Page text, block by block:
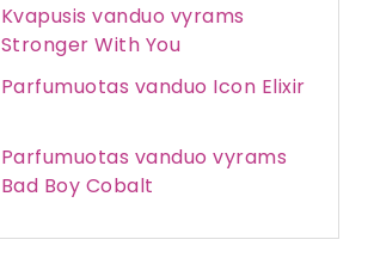
Kvapusis vanduo vyrams
Stronger With You
Parfumuotas vanduo Icon Elixir
Parfumuotas vanduo vyrams
Bad Boy Cobalt